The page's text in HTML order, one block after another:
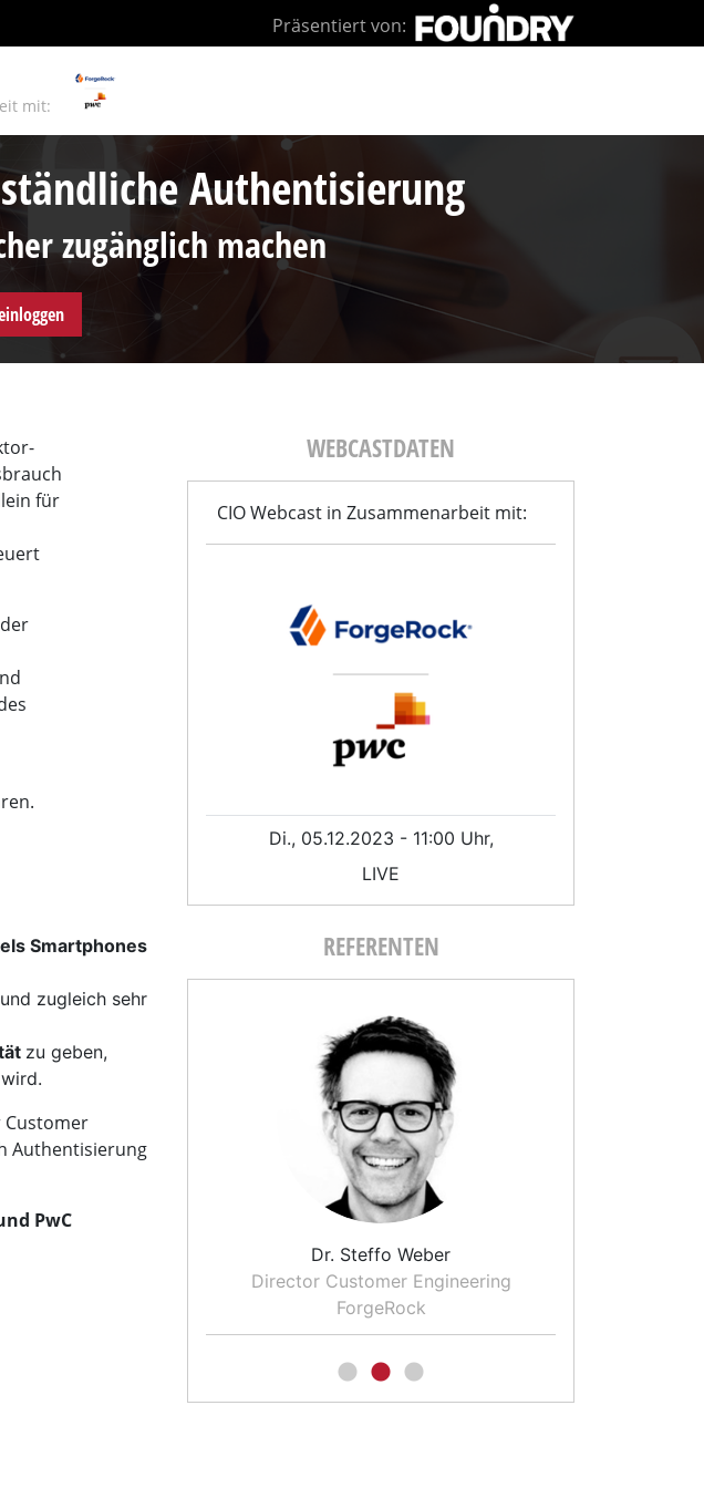
Präsentiert von:
mit:
Authentisierung
zugänglich machen
für
Smartphones
zugleich sehr
zu geben,
Customer
Authentisierung
PwC
WEBCASTDATEN
CIO Webcast in Zusammenarbeit mit:
Di., 05.12.2023 - 11:00 Uhr,
LIVE
REFERENTEN
Director Customer Engineering
Sven Hansel
Moderator und freier Journalist
für COMPUTERWOCHE und CIO